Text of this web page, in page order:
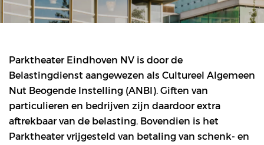
Parktheater Eindhoven NV is door de
Belastingdienst aangewezen als Cultureel Algemeen
Nut Beogende Instelling (ANBI). Giften van
particulieren en bedrijven zijn daardoor extra
aftrekbaar van de belasting. Bovendien is het
Parktheater vrijgesteld van betaling van schenk- en